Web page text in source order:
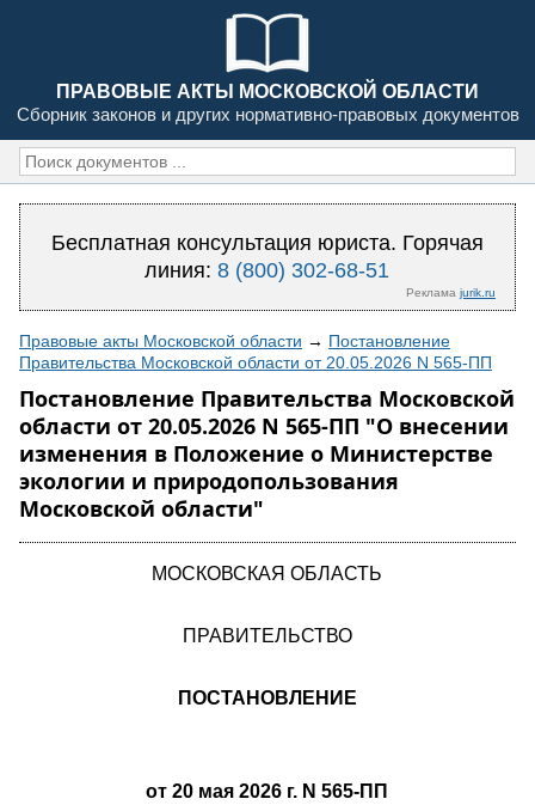
ПРАВОВЫЕ АКТЫ МОСКОВСКОЙ ОБЛАСТИ
Сборник законов и других нормативно-правовых документов
Бесплатная консультация юриста. Горячая
линия:8 (800) 302-68-51
Реклама jurik.ru
Правовые акты Московской области → Постановление
Правительства Московской области от 20.05.2026 N 565-ПП
Постановление Правительства Московской
области от 20.05.2026 N 565-ПП "О внесении
изменения в Положение о Министерстве
экологии и природопользования
Московской области"
МОСКОВСКАЯ ОБЛАСТЬ
ПРАВИТЕЛЬСТВО
ПОСТАНОВЛЕНИЕ
от 20 мая 2026 г. N 565-ПП